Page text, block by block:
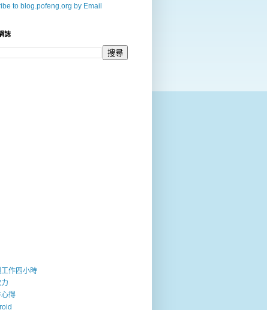
to blog.pofeng.org by Email
誌
作四小時
得